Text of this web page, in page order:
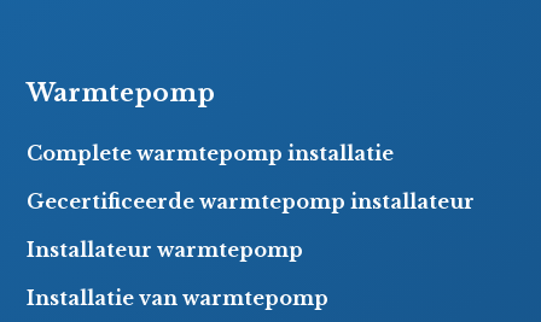
Warmtepomp
Complete warmtepomp installatie
Gecertificeerde warmtepomp installateur
Installateur warmtepomp
Installatie van warmtepomp